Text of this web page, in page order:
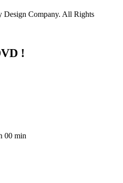
Company. All Rights
!
00 min